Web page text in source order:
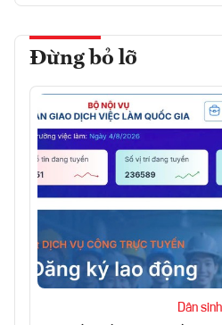
Đừng bỏ lỡ
Dân sinh